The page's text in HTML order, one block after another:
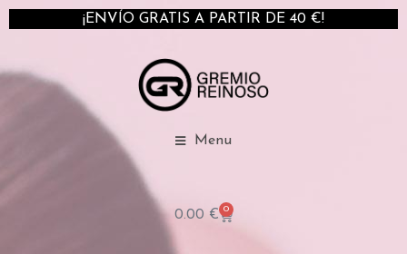
0.00 € 0
Menu
¡ENVÍO GRATIS A PARTIR DE 40 €!